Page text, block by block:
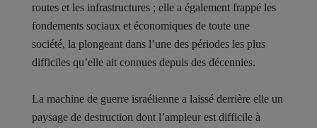
routes et les infrastructures ; elle a également frappé les
fondements sociaux et économiques de toute une
société, la plongeant dans l’une des périodes les plus
difficiles qu’elle ait connues depuis des décennies.
La machine de guerre israélienne a laissé derrière elle un
paysage de destruction dont l’ampleur est difficile à